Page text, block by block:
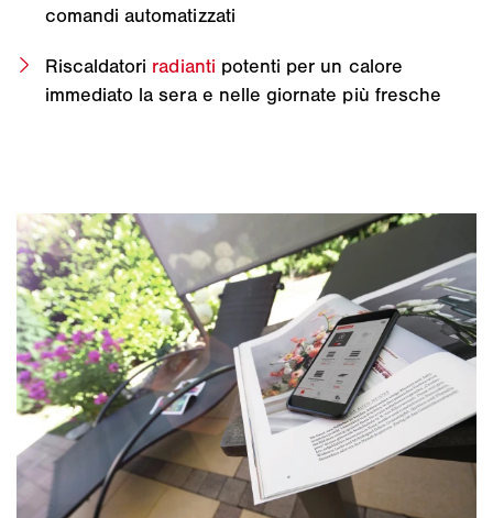
comandi automatizzati
Riscaldatori radianti potenti per un calore
immediato la sera e nelle giornate più fresche